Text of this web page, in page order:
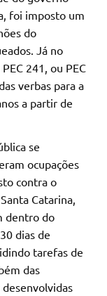
foi imposto um
do
Já no
241, ou PEC
verbas para a
a partir de
se
ocupações
contra o
Catarina,
dentro do
dias de
tarefas de
das